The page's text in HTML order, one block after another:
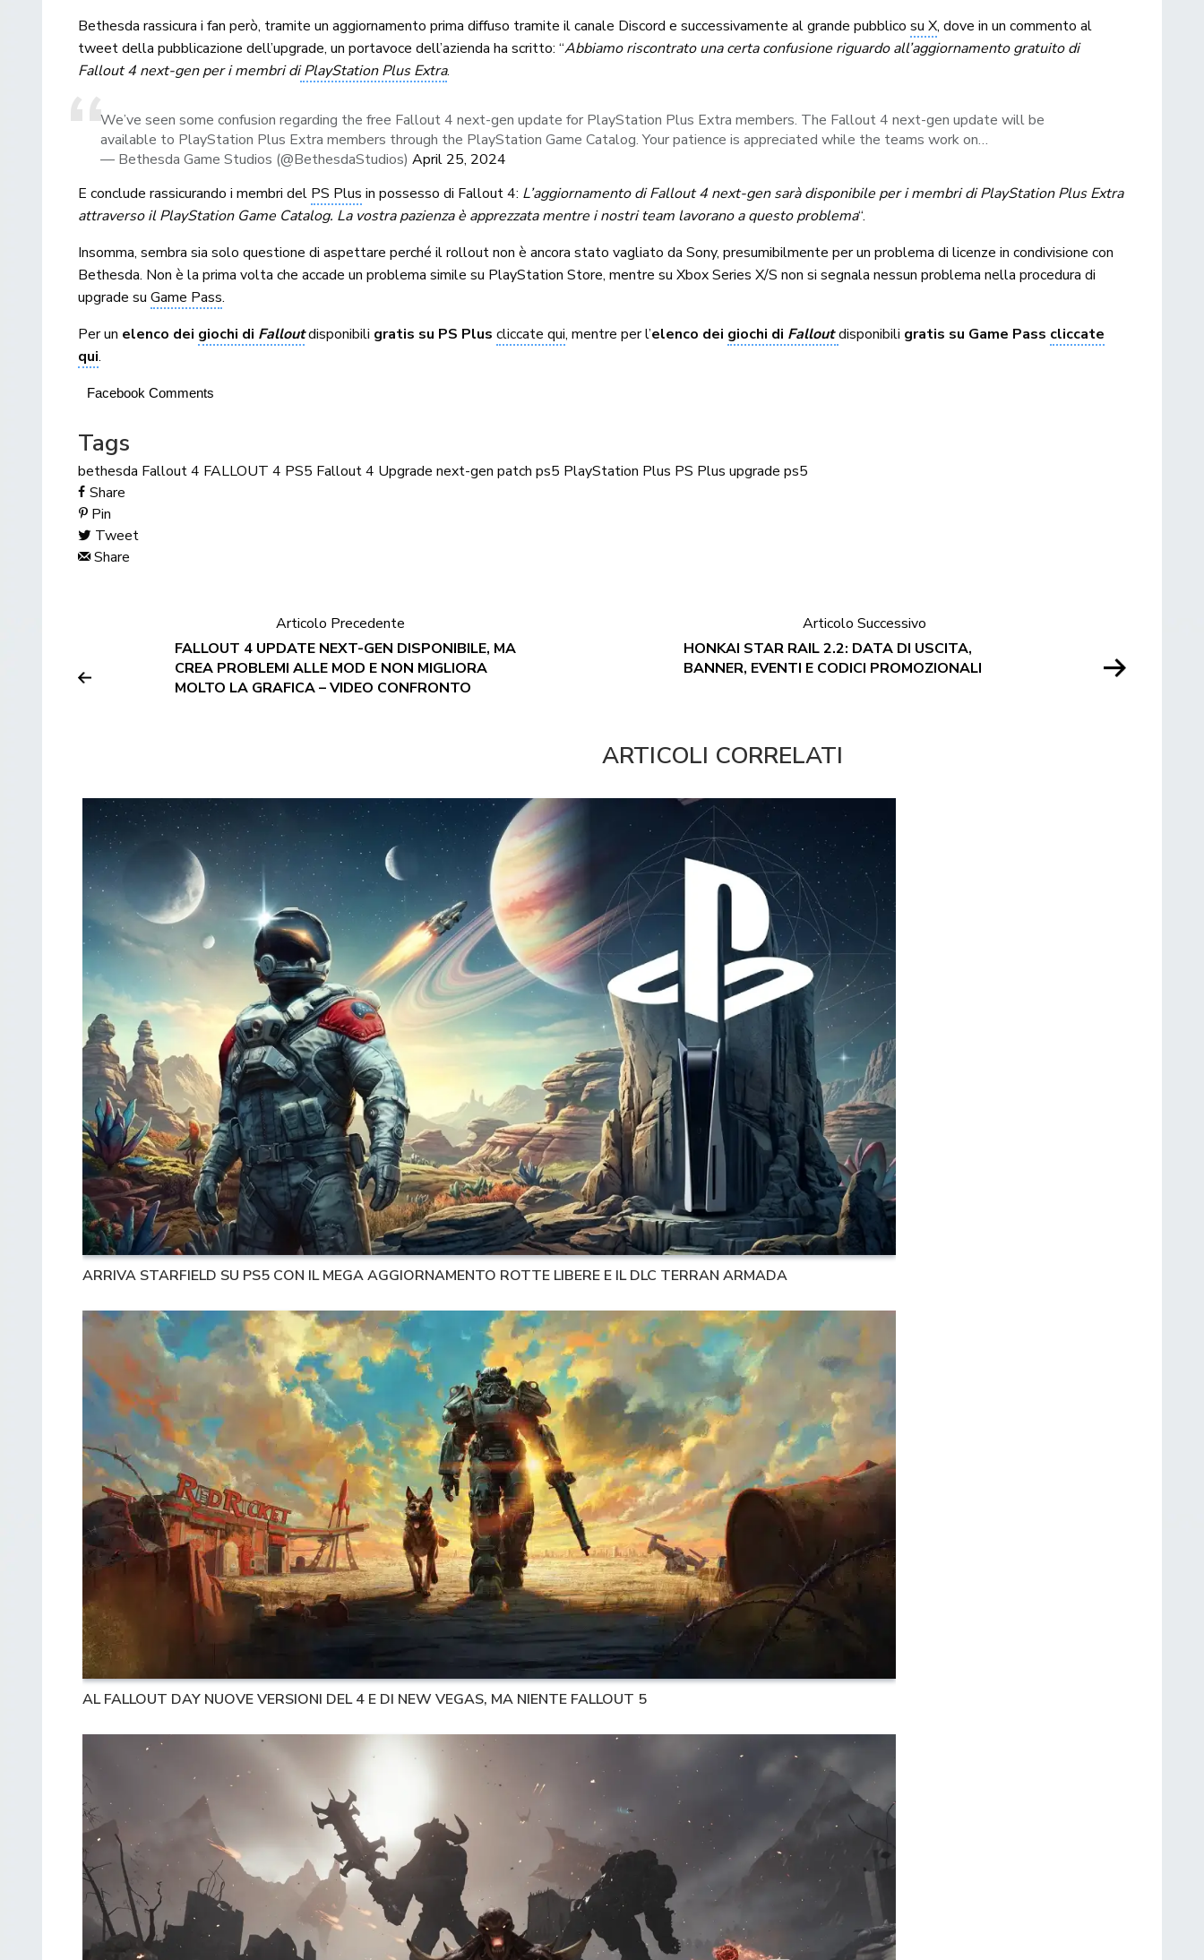
Bethesda rassicura i fan però, tramite un aggiornamento prima diffuso tramite il canale Discord e successivamente al grande pubblicosu X, dove in un commento al
tweet della pubblicazione dell’upgrade, un portavoce dell’azienda ha scritto: “Abbiamo riscontrato una certa confusione riguardo all’aggiornamento gratuito di
Fallout 4 next-gen per i membri diPlayStation Plus Extra.
We’ve seen some confusion regarding the free Fallout 4 next-gen update for PlayStation Plus Extra members. The Fallout 4 next-gen update will be
available to PlayStation Plus Extra members through the PlayStation Game Catalog. Your patience is appreciated while the teams work on…
— Bethesda Game Studios (@BethesdaStudios)April 25, 2024
E conclude rassicurando i membri del PS Plus in possesso di Fallout 4: L’aggiornamento di Fallout 4 next-gen sarà disponibile per i membri di PlayStation Plus Extra
attraverso il PlayStation Game Catalog. La vostra pazienza è apprezzata mentre i nostri team lavorano a questo problema“.
Insomma, sembra sia solo questione di aspettare perché il rollout non è ancora stato vagliato da Sony, presumibilmente per un problema di licenze in condivisione con
Bethesda. Non è la prima volta che accade un problema simile su PlayStation Store, mentre su Xbox Series X/S non si segnala nessun problema nella procedura di
upgrade suGame Pass.
Per un elenco dei giochi di Falloutdisponibili gratis su PS Plus cliccate qui, mentre per l’elenco dei giochi di Fallout disponibili gratis su Game Pass cliccate
qui.
Facebook Comments
Tags
bethesda Fallout 4 FALLOUT 4 PS5 Fallout 4 Upgrade next-gen patch ps5 PlayStation Plus PS Plus upgrade ps5
Share
Pin
Tweet
Share
Articolo Precedente
FALLOUT 4 UPDATE NEXT-GEN DISPONIBILE, MA
CREA PROBLEMI ALLE MOD E NON MIGLIORA
MOLTO LA GRAFICA – VIDEO CONFRONTO
Articolo Successivo
HONKAI STAR RAIL 2.2: DATA DI USCITA,
BANNER, EVENTI E CODICI PROMOZIONALI
ARTICOLI CORRELATI
ARRIVA STARFIELD SU PS5 CON IL MEGA AGGIORNAMENTO ROTTE LIBERE E IL DLC TERRAN ARMADA
AL FALLOUT DAY NUOVE VERSIONI DEL 4 E DI NEW VEGAS, MA NIENTE FALLOUT 5